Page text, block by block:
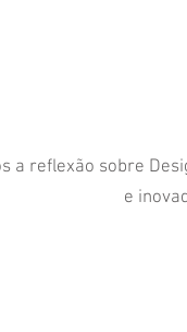
a reflexão sobre
e